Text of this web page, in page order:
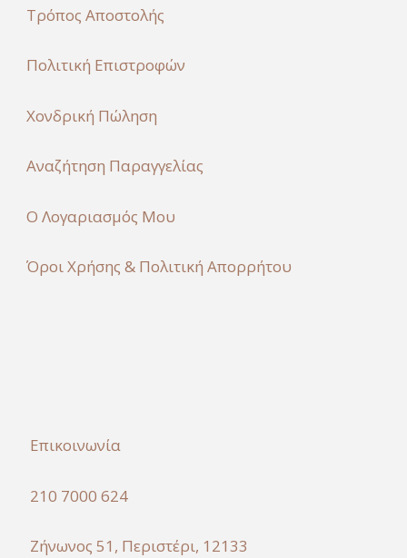
Τρόπος Αποστολής
Πολιτική Επιστροφών
Χονδρική Πώληση
Αναζήτηση Παραγγελίας
Ο Λογαριασμός Μου
Όροι Χρήσης & Πολιτική Απορρήτου
Επικοινωνία
210 7000 624
Ζήνωνος 51, Περιστέρι, 12133